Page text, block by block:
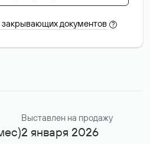
закрывающих документов ?
Выставлен на продажу
2 января 2026